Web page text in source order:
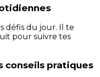
défis du jour. Il te
pour suivre tes
conseils pratiques